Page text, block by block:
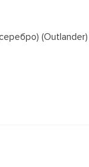
(Outlander)